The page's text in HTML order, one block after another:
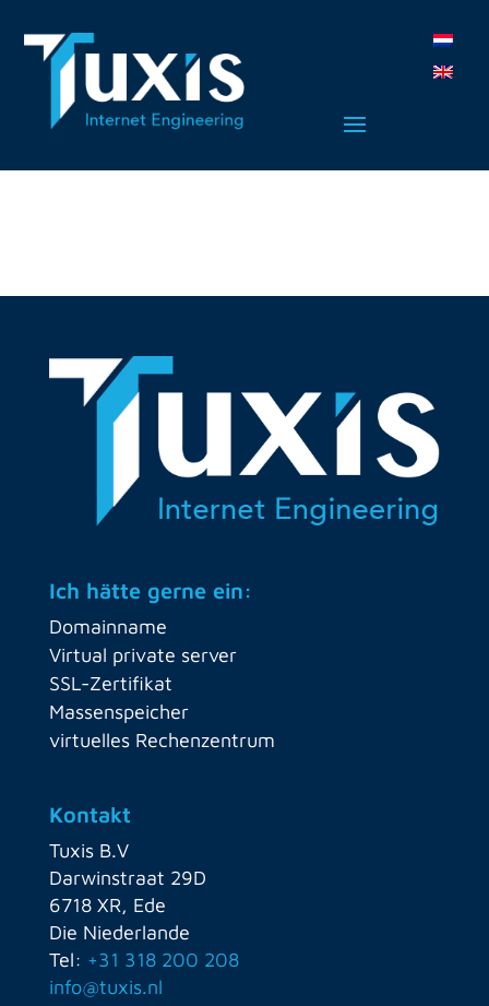
Ich hätte gerne ein:
Domainname
Virtual private server
SSL-Zertifikat
Massenspeicher
virtuelles Rechenzentrum
Kontakt
Tuxis B.V
Darwinstraat 29D
6718 XR, Ede
Die Niederlande
Tel: +31 318 200 208
info@tuxis.nl